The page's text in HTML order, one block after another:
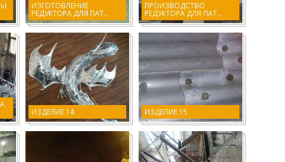
ИЗГОТОВЛЕНИЕ
РЕДУКТОРА ДЛЯ ПАТ...
ПРОИЗВОДСТВО
РЕДУКТОРА ДЛЯ ПАТ...
ИЗДЕЛИЕ 14 ИЗДЕЛИЕ 15